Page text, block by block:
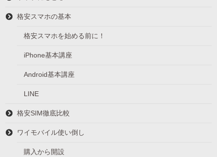
格安スマホの基本
格安スマホを始める前に！
iPhone基本講座
Android基本講座
LINE
格安SIM徹底比較
ワイモバイル使い倒し
購入から開設